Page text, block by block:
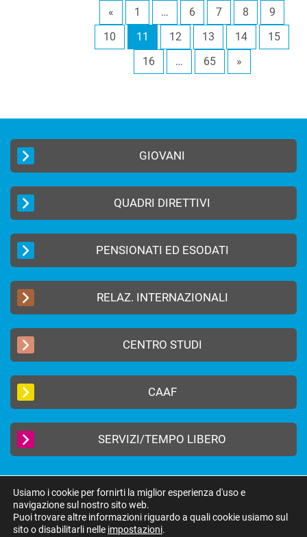
« 1 … 6 7 8
9
10
11 12 13 14
15
16
… 65 »
GIOVANI
QUADRI DIRETTIVI
PENSIONATI ED ESODATI
RELAZ. INTERNAZIONALI
CENTRO STUDI
CAAF
SERVIZI/TEMPO LIBERO
2019 © FEDERAZIONE AUTONOMA BANCARI ITALIANI –Privacy Policy|
Cookie Policy
Usiamo i cookie per fornirti la miglior esperienza d'uso e
navigazione sul nostro sito web.
Puoi trovare altre informazioni riguardo a quali cookie usiamo sul
sito o disabilitarli nelle impostazioni.